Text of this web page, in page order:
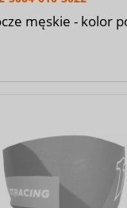
męskie - kolor